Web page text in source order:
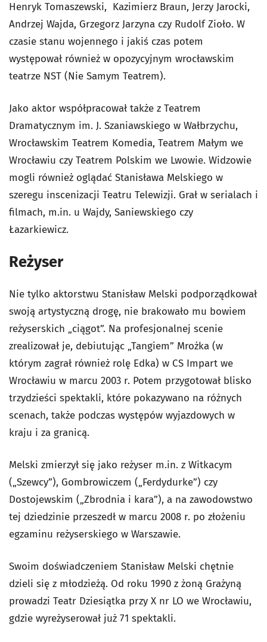
Henryk Tomaszewski, Kazimierz Braun, Jerzy Jarocki,
Andrzej Wajda, Grzegorz Jarzyna czy Rudolf Zioło. W
czasie stanu wojennego i jakiś czas potem
występował również w opozycyjnym wrocławskim
teatrze NST (Nie Samym Teatrem).
Jako aktor współpracował także z Teatrem
Dramatycznym im. J. Szaniawskiego w Wałbrzychu,
Wrocławskim Teatrem Komedia, Teatrem Małym we
Wrocławiu czy Teatrem Polskim we Lwowie. Widzowie
mogli również oglądać Stanisława Melskiego w
szeregu inscenizacji Teatru Telewizji. Grał w serialach i
filmach, m.in. u Wajdy, Saniewskiego czy
Łazarkiewicz.
Reżyser
Nie tylko aktorstwu Stanisław Melski podporządkował
swoją artystyczną drogę, nie brakowało mu bowiem
reżyserskich „ciągot”. Na profesjonalnej scenie
zrealizował je, debiutując „Tangiem” Mrożka (w
którym zagrał również rolę Edka) w CS Impart we
Wrocławiu w marcu 2003 r. Potem przygotował blisko
trzydzieści spektakli, które pokazywano na różnych
scenach, także podczas występów wyjazdowych w
kraju i za granicą.
Melski zmierzył się jako reżyser m.in. z Witkacym
(„Szewcy”), Gombrowiczem („Ferdydurke”) czy
Dostojewskim („Zbrodnia i kara”), a na zawodowstwo
tej dziedzinie przeszedł w marcu 2008 r. po złożeniu
egzaminu reżyserskiego w Warszawie.
Swoim doświadczeniem Stanisław Melski chętnie
dzieli się z młodzieżą. Od roku 1990 z żoną Grażyną
prowadzi Teatr Dziesiątka przy X nr LO we Wrocławiu,
gdzie wyreżyserował już 71 spektakli.